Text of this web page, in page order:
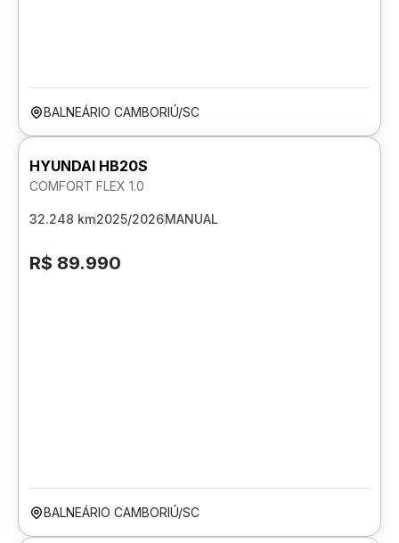
BALNEÁRIO CAMBORIÚ/SC
HYUNDAI HB20S
COMFORT FLEX 1.0
32.248 km2025/2026MANUAL
R$ 89.990
BALNEÁRIO CAMBORIÚ/SC